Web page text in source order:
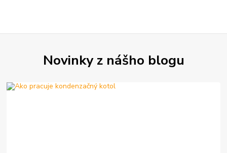
Novinky z nášho blogu